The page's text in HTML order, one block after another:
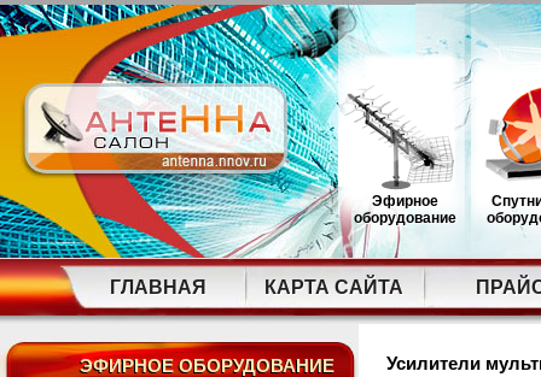
Эфирное
оборудование
ГЛАВНАЯ КАРТА САЙТА
ЭФИРНОЕ ОБОРУДОВАНИЕ Усилители